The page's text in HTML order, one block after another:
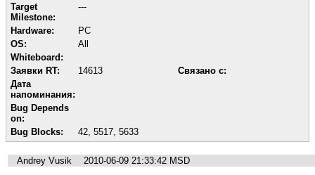
Target
Milestone:
---
Hardware:
PC
OS:
All
Whiteboard:
Заявки RT:
14613
Связано с:
Дата
напоминания:
Bug Depends
on:
Bug Blocks:
42 5517 5633
Andrey Vusik
2010-06-09 21:33:42 MSD